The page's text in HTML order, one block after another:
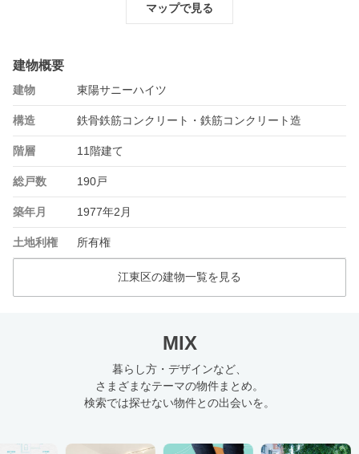
マップで見る
建物概要
建物 東陽サニーハイツ
構造 鉄骨鉄筋コンクリート・鉄筋コンクリート造
階層 11階建て
総戸数 190戸
築年月 1977年2月
土地利権 所有権
江東区の建物一覧を見る
MIX
暮らし方・デザインなど、
さまざまなテーマの物件まとめ。
検索では探せない物件との出会いを。